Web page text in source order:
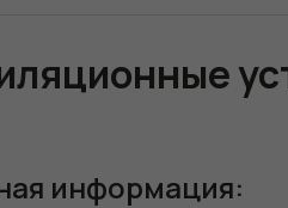
информация: